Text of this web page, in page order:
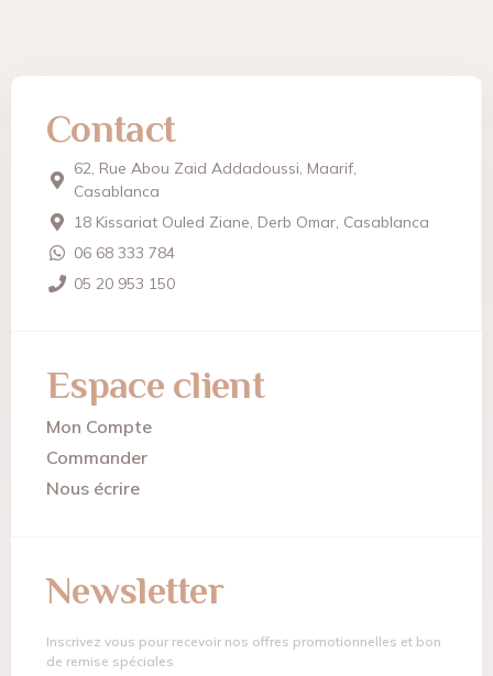
Contact
62, Rue Abou Zaid Addadoussi, Maarif,
Casablanca
18 Kissariat Ouled Ziane, Derb Omar, Casablanca
06 68 333 784
05 20 953 150
Espace client
Mon Compte
Commander
Nous écrire
Newsletter
Inscrivez vous pour recevoir nos offres promotionnelles et bon
de remise spéciales